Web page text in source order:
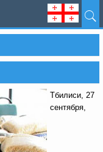
Тбилиси, 27
сентября,